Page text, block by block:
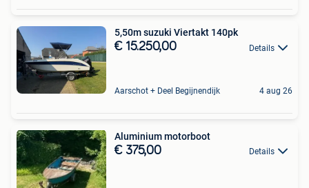
5,50m suzuki Viertakt 140pk
€ 15.250,00 Details
Aarschot + Deel Begijnendijk 4 aug 26
Aluminium motorboot
€ 375,00 Details